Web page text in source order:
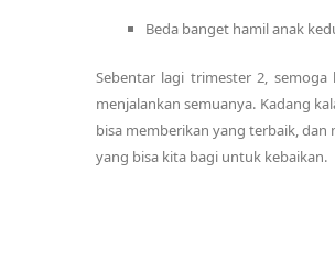
Beda banget hamil anak
Sebentar lagi trimester 2,
menjalankan semuanya. Kadang
bisa memberikan yang terbaik, dan
yang bisa kita bagi untuk kebaikan.